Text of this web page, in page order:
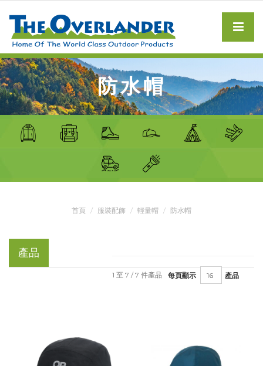
防水帽
首頁 服裝配飾 輕量帽 防水帽
產品
每頁顯示 產品
1 至 7 / 7 件產品